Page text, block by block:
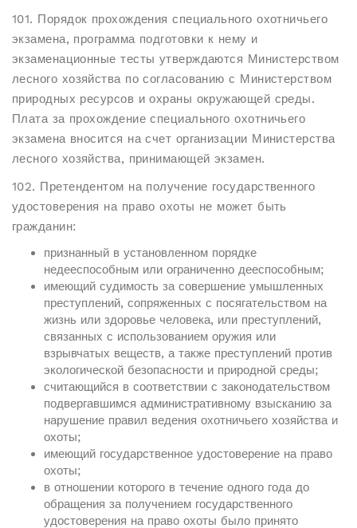
101. Порядок прохождения специального охотничьего
экзамена, программа подготовки к нему и
экзаменационные тесты утверждаются Министерством
лесного хозяйства по согласованию с Министерством
природных ресурсов и охраны окружающей среды.
Плата за прохождение специального охотничьего
экзамена вносится на счет организации Министерства
лесного хозяйства, принимающей экзамен.
102. Претендентом на получение государственного
удостоверения на право охоты не может быть
гражданин:
признанный в установленном порядке
недееспособным или ограниченно дееспособным;
имеющий судимость за совершение умышленных
преступлений, сопряженных с посягательством на
жизнь или здоровье человека, или преступлений,
связанных с использованием оружия или
взрывчатых веществ, а также преступлений против
экологической безопасности и природной среды;
считающийся в соответствии с законодательством
подвергавшимся административному взысканию за
нарушение правил ведения охотничьего хозяйства и
охоты;
имеющий государственное удостоверение на право
охоты;
в отношении которого в течение одного года до
обращения за получением государственного
удостоверения на право охоты было принято